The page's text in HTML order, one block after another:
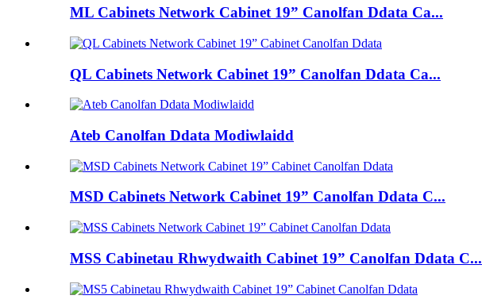
ML Cabinets Network Cabinet 19” Canolfan Ddata Ca...
QL Cabinets Network Cabinet 19” Canolfan Ddata Ca...
Ateb Canolfan Ddata Modiwlaidd
MSD Cabinets Network Cabinet 19” Canolfan Ddata C...
MSS Cabinetau Rhwydwaith Cabinet 19” Canolfan Ddata C...